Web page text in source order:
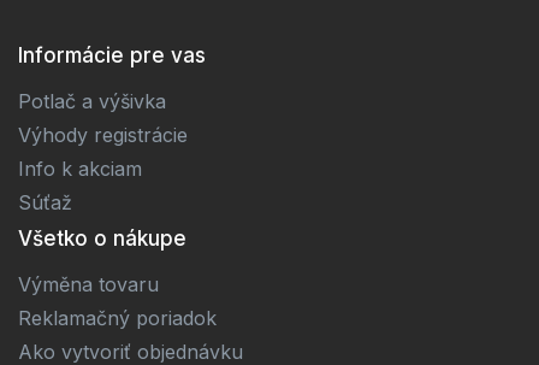
Informácie pre vas
Potlač a výšivka
Výhody registrácie
Info k akciam
Súťaž
Všetko o nákupe
Výměna tovaru
Reklamačný poriadok
Ako vytvoriť objednávku